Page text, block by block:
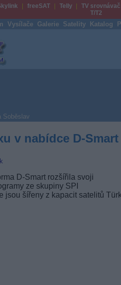
freeSAT Telly
TV srovnávač
T/T2
Vysílače Galerie Satelity Katalog
Soběslav
v nabídce D-Smart
D-Smart rozšířila svoji
ze skupiny SPI
jsou šířeny z kapacit satelitů